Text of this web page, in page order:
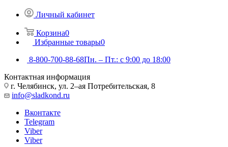
Личный кабинет
Корзина0
Избранные товары0
8-800-700-88-68Пн. – Пт.: с 9:00 до 18:00
Контактная информация
г. Челябинск, ул. 2–ая Потребительская, 8
info@sladkond.ru
Вконтакте
Telegram
Viber
Viber